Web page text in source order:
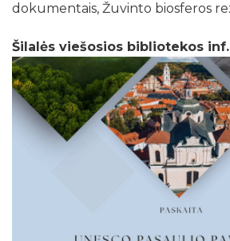
dokumentais, Žuvinto biosferos
Šilalės viešosios bibliotekos inf.